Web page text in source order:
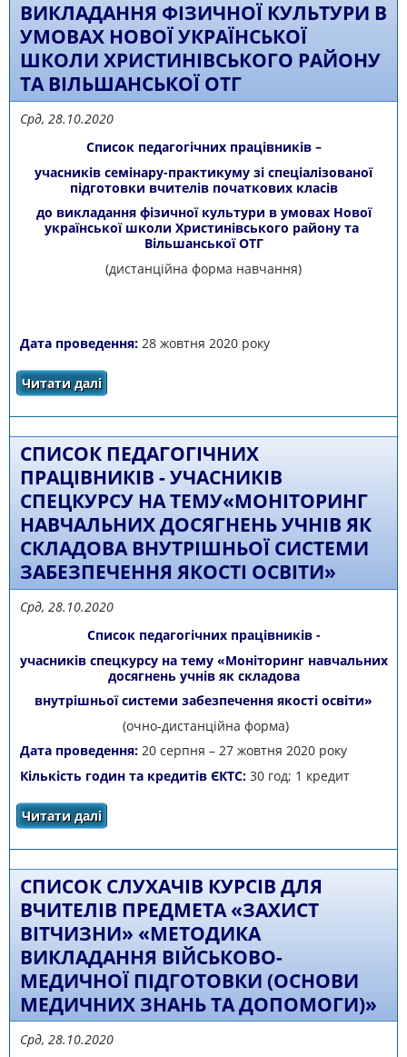
ВИКЛАДАННЯ ФІЗИЧНОЇ КУЛЬТУРИ В
УМОВАХ НОВОЇ УКРАЇНСЬКОЇ
ШКОЛИ ХРИСТИНІВСЬКОГО РАЙОНУ
ТА ВІЛЬШАНСЬКОЇ ОТГ
Срд, 28.10.2020
Список педагогічних працівників –
учасників семінару-практикуму зі спеціалізованої
підготовки вчителів початкових класів
до викладання фізичної культури в умовах Нової
української школи Христинівського району та
Вільшанської ОТГ
(дистанційна форма навчання)
Дата проведення:28 жовтня 2020 року
Читати далі
спеціалізованої підготовки вчителів
культури в умовах Нової української школи
Христинівського району та Вільшанської
ОТГ
СПИСОК ПЕДАГОГІЧНИХ
ПРАЦІВНИКІВ - УЧАСНИКІВ
СПЕЦКУРСУ НА ТЕМУ«МОНІТОРИНГ
НАВЧАЛЬНИХ ДОСЯГНЕНЬ УЧНІВ ЯК
СКЛАДОВА ВНУТРІШНЬОЇ СИСТЕМИ
ЗАБЕЗПЕЧЕННЯ ЯКОСТІ ОСВІТИ»
Срд, 28.10.2020
Список педагогічних працівників -
учасників спецкурсу на тему «Моніторинг навчальних
досягнень учнів як складова
внутрішньої системи забезпечення якості освіти»
(очно-дистанційна форма)
Дата проведення:20 серпня – 27 жовтня 2020 року
Кількість годин та кредитів ЄКТС:30 год; 1 кредит
Читати далі
навчальних досягнень учнів як складова
освіти»
СПИСОК СЛУХАЧІВ КУРСІВ ДЛЯ
ВЧИТЕЛІВ ПРЕДМЕТА «ЗАХИСТ
ВІТЧИЗНИ» «МЕТОДИКА
ВИКЛАДАННЯ ВІЙСЬКОВО-
МЕДИЧНОЇ ПІДГОТОВКИ (ОСНОВИ
МЕДИЧНИХ ЗНАНЬ ТА ДОПОМОГИ)»
Срд, 28.10.2020